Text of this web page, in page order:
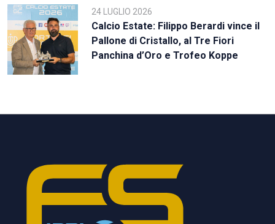
24 LUGLIO 2026
Calcio Estate: Filippo Berardi vince il
Pallone di Cristallo, al Tre Fiori
Panchina d’Oro e Trofeo Koppe